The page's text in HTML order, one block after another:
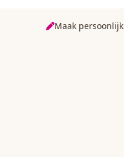
Maak persoonlijk